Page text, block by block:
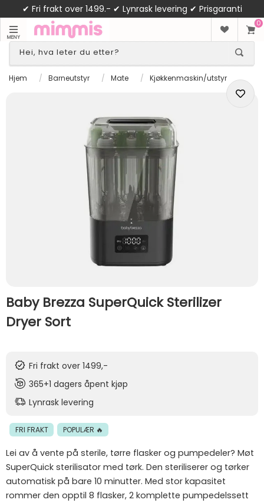
✔ Fri frakt over 1499.- ✔ Lynrask levering ✔ Prisgaranti
MENY
0
Hjem / Barneutstyr / Mate / Kjøkkenmaskin/utstyr
Baby Brezza SuperQuick Sterilizer
Dryer Sort
Fri frakt over 1499,-
365+1 dagers åpent kjøp
Lynrask levering
FRI FRAKT POPULÆR 🔥
Lei av å vente på sterile, tørre flasker og pumpedeler? Møt
SuperQuick sterilisator med tørk. Den steriliserer og tørker
automatisk på bare 10 minutter. Med stor kapasitet
rommer den opptil 8 flasker, 2 komplette pumpedelssett